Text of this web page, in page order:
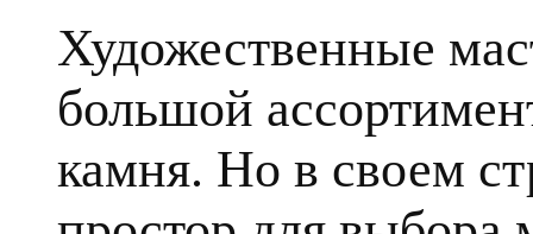
Художественные
большой
камня. Но в своем